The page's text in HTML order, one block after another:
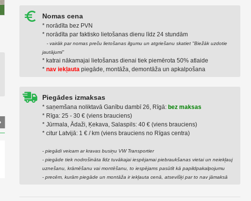
Bāra krēsls
10.00 €
Nomas cena
* norādīta bez PVN
* norādīta par faktiskо lietošanas dienu līdz 24 stundām
- vairāk par nomas preču lietošanas ilgumu un atgriešanu skatiet "Biežāk uzdotie
jautājumi"
* katrai nākamajai lietošanas dienai tiek piemērota 50% atlaide
* nav iekļauta piegāde, montāža, demontāža un apkalpošana
Piegādes izmaksas
* saņemšana noliktavā Ganību dambī 26, Rīgā: bez maksas
* Rīga: 25 - 30 € (viens brauciens)
* Jūrmala, Ādaži, Ķekava, Salaspils: 40 € (viens brauciens)
* citur Latvijā: 1 € / km (viens brauciens no Rīgas centra)
- piegādi veicam ar kravas busiņu VW Transportier
- piegāde tiek nodrošināta līdz tuvākajai iespējamai piebraukšanas vietai un neiekļauj
uznešanu, krāmēšanu vai montēšanu, to iespējams pasūtīt kā papildpakalpojumu
- precēm, kurām piegāde un montāža ir iekļauta cenā, atsevišķi par to nav jāmaksā